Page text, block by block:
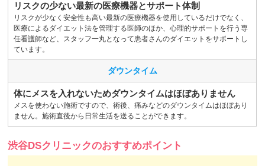
リスクの少ない最新の医療機器とサポート体制
リスクが少なく安全性も高い最新の医療機器を使用しているだけでなく、
医療によるダイエット法を管理する医師のほか、心理的サポートを行う専
任看護師など、スタッフ一丸となって患者さんのダイエットをサポートし
ています。
ダウンタイム
体にメスを入れないためダウンタイムはほぼありません
メスを使わない施術ですので、術後、痛みなどのダウンタイムはほぼあり
ません。施術直後から日常生活を送ることができます。
渋谷DSクリニックのおすすめポイント